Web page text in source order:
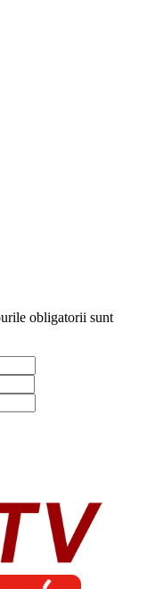
obligatorii sunt